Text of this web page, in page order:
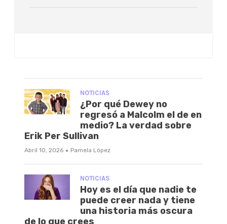
NOTICIAS
¿Por qué Dewey no
regresó a Malcolm el de en
medio? La verdad sobre
Erik Per Sullivan
Abril 10, 2026 · Pamela López
NOTICIAS
Hoy es el día que nadie te
puede creer nada y tiene
una historia más oscura
de lo que crees